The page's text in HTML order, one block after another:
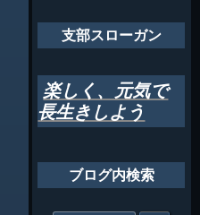
ョ
ン
支部スローガン
楽しく、元気で
長生きしよう
ブログ内検索